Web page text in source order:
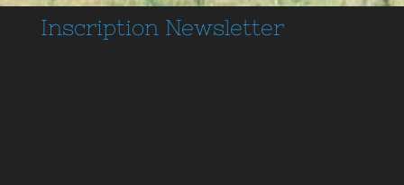
Inscription Newsletter